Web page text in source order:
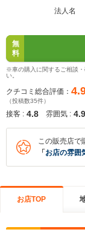
法人名
無
料
※車の購入に関するご相談
い。
クチコミ総合評価：
（投稿数35件）
接客 : 4.8 雰囲気 : 4.9
この販売店で
「 お店の雰囲
お店TOP